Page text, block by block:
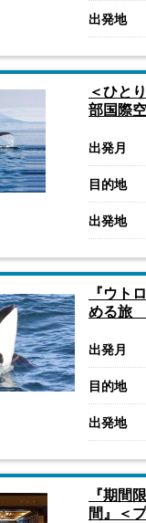
出発地
＜ひと
部国際
出発月
目的地
出発地
『ウト
める旅
出発月
目的地
出発地
『期間
間』＜